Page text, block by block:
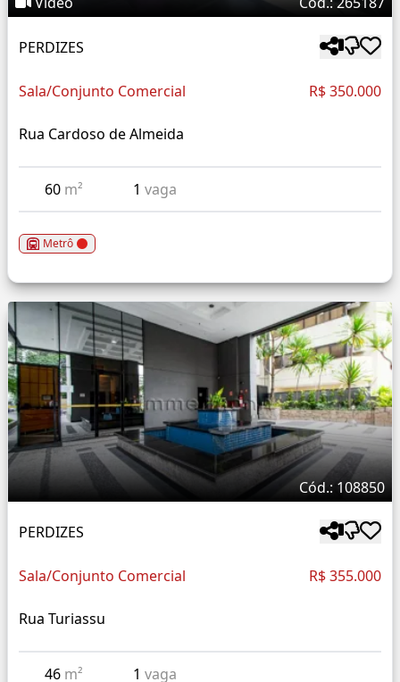
PERDIZES
Sala/Conjunto Comercial R$ 350.000
Rua Cardoso de Almeida
60 m² 1 vaga
Metrô
Cód.: 108850
PERDIZES
Sala/Conjunto Comercial R$ 355.000
Rua Turiassu
46 m² 1 vaga